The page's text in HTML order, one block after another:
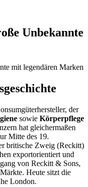
Unbekannte
der
sowie Körperpflege
hat gleichermaßen
Mitte des 19.
britische Zweig (Reckitt)
exportorientiert und
von Reckitt & Sons,
Heute sitzt die
London.